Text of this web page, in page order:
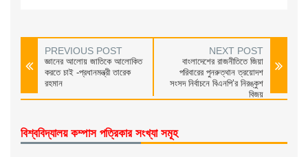
PREVIOUS POST
জ্ঞানের আলোয় জাতিকে আলোকিত
করতে চাই -প্রধানমন্ত্রী তারেক
রহমান
NEXT POST
বাংলাদেশের রাজনীতিতে জিয়া
পরিবারের পুনরুত্থান ত্রয়োদশ
সংসদ নির্বাচনে বিএনপি’র নিরঙ্কুশ
বিজয়
বিশ্ববিদ্যালয় কম্পাস পত্রিকার সংখ্যা সমূহ